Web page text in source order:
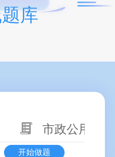
库
市政公用工
开始做题